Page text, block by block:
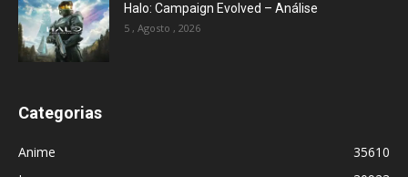
Halo: Campaign Evolved – Análise
5 , Agosto , 2026
Categorias
Anime
35610